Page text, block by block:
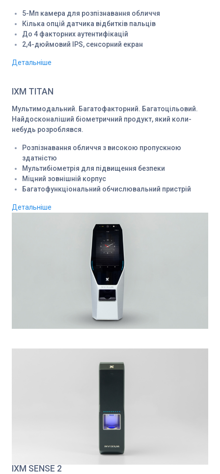
5-Мп камера для розпізнавання обличчя
Кілька опцій датчика відбитків пальців
До 4 факторних аутентифікацій
2,4-дюймовий IPS, сенсорний екран
Детальніше
IXM TITAN
Мультимодальний. Багатофакторний. Багатоцільовий.
Найдосконаліший біометричний продукт, який коли-
небудь розроблявся.
Розпізнавання обличчя з високою пропускною
здатністю
Мультибіометрія для підвищення безпеки
Міцний зовнішній корпус
Багатофункціональний обчислювальний пристрій
Детальніше
IXM SENSE 2